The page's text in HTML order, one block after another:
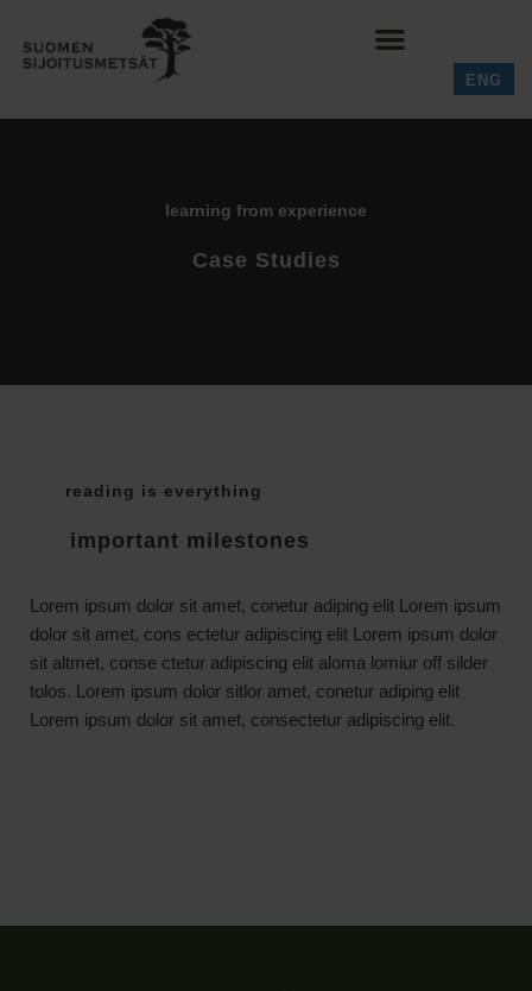
ENG
learning from experience
Case Studies
reading is everything
important milestones
Lorem ipsum dolor sit amet, conetur adiping elit Lorem ipsum
dolor sit amet, cons ectetur adipiscing elit Lorem ipsum dolor
sit altmet, conse ctetur adipiscing elit aloma lomiur off silder
tolos. Lorem ipsum dolor sitlor amet, conetur adiping elit
Lorem ipsum dolor sit amet, consectetur adipiscing elit.